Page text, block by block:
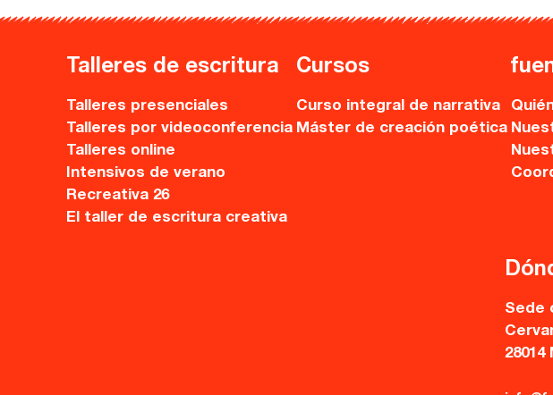
Palma
Las Palmas
Nuestro equipo
Coordinadores
Comunidad
Club de Escritura
Concursos
Talleres de escritura
Talleres presenciales
Talleres por videoconferencia
Talleres online
Intensivos de verano
Recreativa 26
El taller de escritura creativa
Cursos
Curso integral de narrativa
Máster de creación poética
Sede
28014